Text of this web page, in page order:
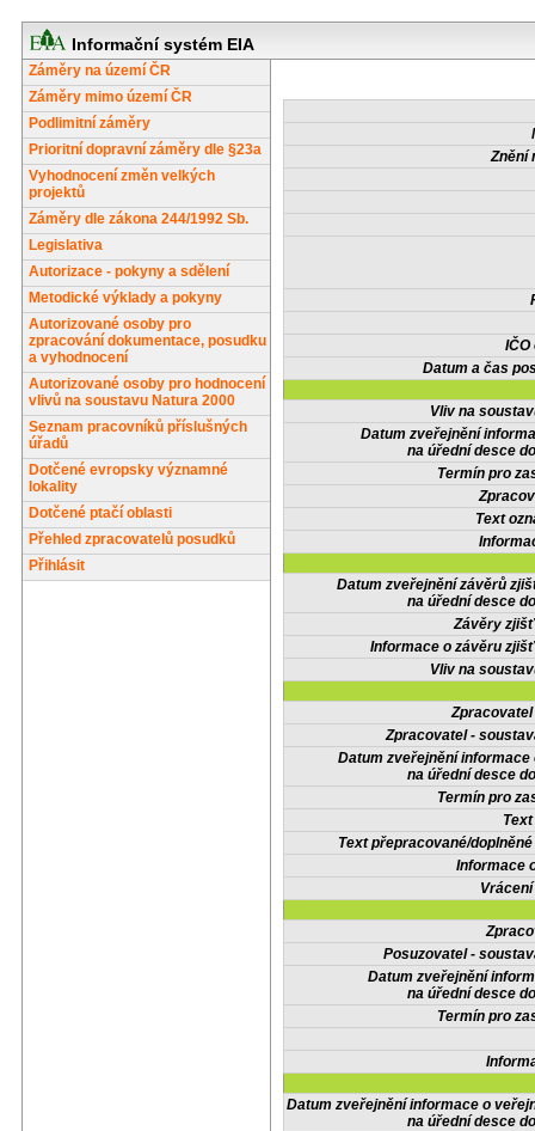
Informační systém EIA
Záměry na území ČR
Záměry mimo území ČR
Podlimitní záměry
Prioritní dopravní záměry dle §23a
Vyhodnocení změn velkých
projektů
Záměry dle zákona 244/1992 Sb.
Legislativa
Autorizace - pokyny a sdělení
Metodické výklady a pokyny
Autorizované osoby pro
zpracování dokumentace, posudku
a vyhodnocení
Autorizované osoby pro hodnocení
vlivů na soustavu Natura 2000
Seznam pracovníků příslušných
úřadů
Dotčené evropsky významné
lokality
Dotčené ptačí oblasti
Přehled zpracovatelů posudků
Přihlásit
Znění
IČO
Datum a čas
Vliv na
Datum zveřejnění
na úřední desce
Termín pro
Text
Datum zveřejnění závěrů
na úřední desce
Závěry
Informace o závěru
Vliv na
Zpracovatel -
Datum zveřejnění informace
na úřední desce
Termín pro
Text přepracované/
Informace
Posuzovatel -
Datum zveřejnění
na úřední desce
Termín pro
Datum zveřejnění informace o
na úřední desce